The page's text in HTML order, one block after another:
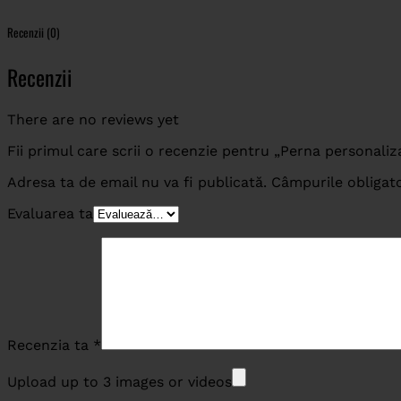
Recenzii (0)
Recenzii
There are no reviews yet
Fii primul care scrii o recenzie pentru „Perna
Adresa ta de email nu va fi publicată. Câmpurile
Evaluarea ta
Recenzia ta *
Upload up to 3 images or videos